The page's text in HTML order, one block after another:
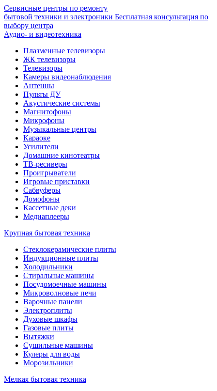
Сервисные центры по ремонту
бытовой техники и электроники Бесплатная консультация по
выбору центра
Аудио- и видеотехника
Плазменные телевизоры
ЖК телевизоры
Телевизоры
Камеры видеонаблюдения
Антенны
Пульты ДУ
Акустические системы
Магнитофоны
Микрофоны
Музыкальные центры
Караоке
Усилители
Домашние кинотеатры
ТВ-ресиверы
Проигрыватели
Игровые приставки
Сабвуферы
Домофоны
Кассетные деки
Медиаплееры
Крупная бытовая техника
Стеклокерамические плиты
Индукционные плиты
Холодильники
Стиральные машины
Посудомоечные машины
Микроволновые печи
Варочные панели
Электроплиты
Духовые шкафы
Газовые плиты
Вытяжки
Сушильные машины
Кулеры для воды
Морозильники
Мелкая бытовая техника